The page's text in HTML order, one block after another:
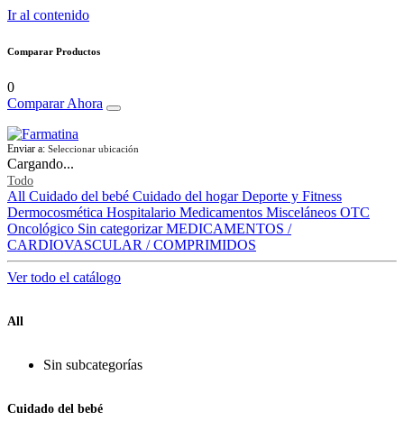
Ir al contenido
Comparar Productos
0
Comparar Ahora
Enviar a: Seleccionar ubicación
Cargando...
Todo
All Cuidado del bebé Cuidado del hogar Deporte y Fitness
Dermocosmética Hospitalario Medicamentos Misceláneos OTC
Oncológico Sin categorizar MEDICAMENTOS /
CARDIOVASCULAR / COMPRIMIDOS
Ver todo el catálogo
All
Sin subcategorías
Cuidado del bebé